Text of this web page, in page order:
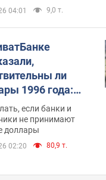
04:01 9,0 т.
ли
1996 года:
ли
и банки
купюры
если банки и
не принимают
доллары
02:20 80,9 т.